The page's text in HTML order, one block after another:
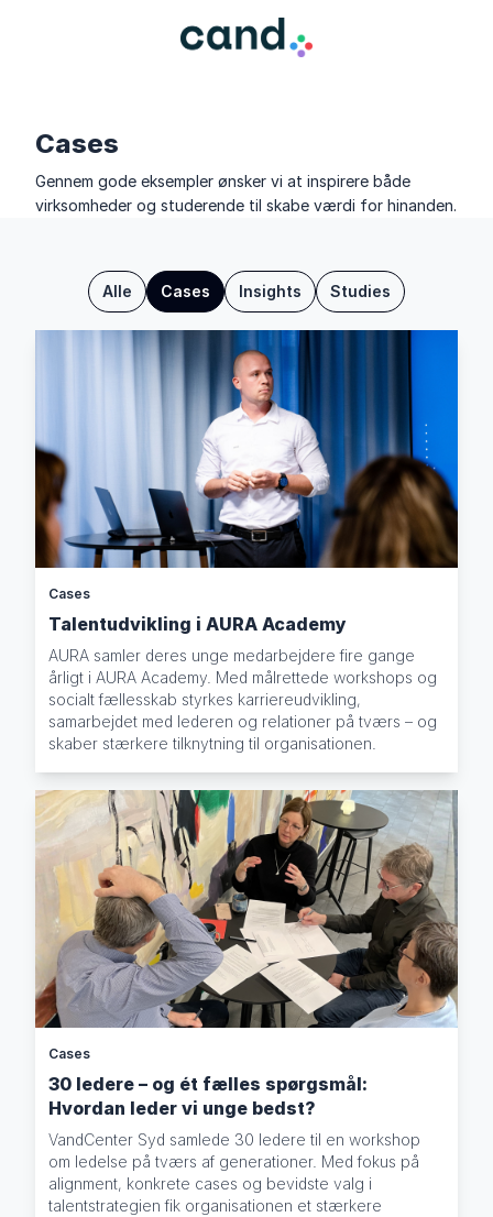
Cases
Gennem gode eksempler ønsker vi at inspirere både
virksomheder og studerende til skabe værdi for hinanden.
Alle Cases Insights Studies
Cases
Talentudvikling i AURA Academy
AURA samler deres unge medarbejdere fire gange
årligt i AURA Academy. Med målrettede workshops og
socialt fællesskab styrkes karriereudvikling,
samarbejdet med lederen og relationer på tværs – og
skaber stærkere tilknytning til organisationen.
Cases
30 ledere – og ét fælles spørgsmål:
Hvordan leder vi unge bedst?
VandCenter Syd samlede 30 ledere til en workshop
om ledelse på tværs af generationer. Med fokus på
alignment, konkrete cases og bevidste valg i
talentstrategien fik organisationen et stærkere